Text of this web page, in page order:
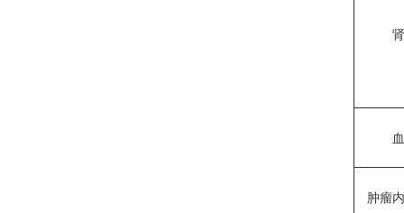
肿瘤